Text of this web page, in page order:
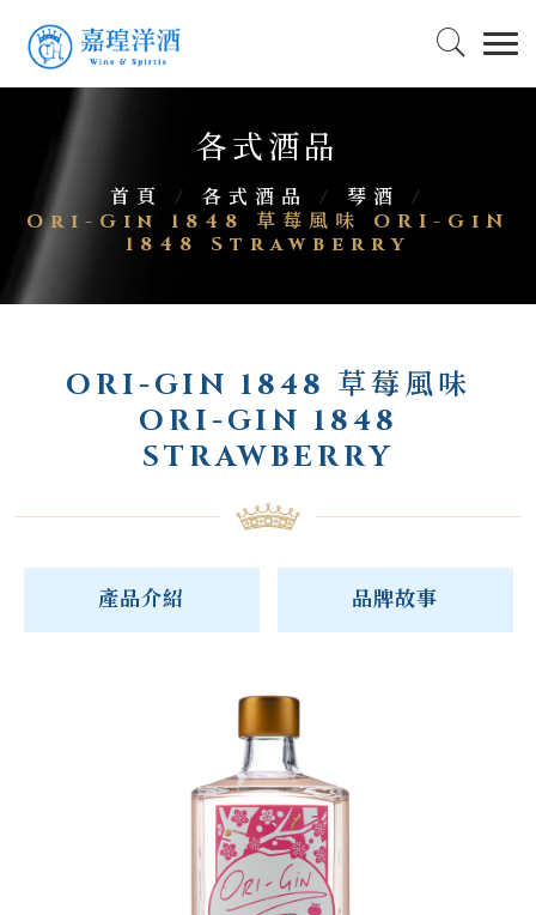
各式酒品
首頁 / 各式酒品 / 琴酒
/
Ori-Gin 1848 草莓風味 ORI-GiN
1848 Strawberry
ORI-GIN 1848 草莓風味
ORI-GIN 1848
STRAWBERRY
產品介紹 品牌故事